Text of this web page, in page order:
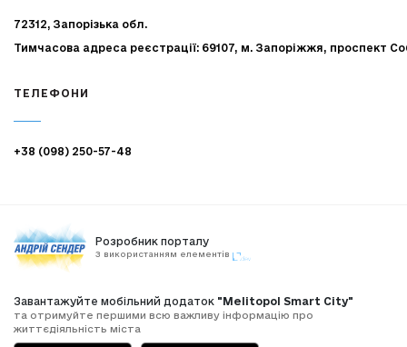
72312, Запорізька обл.
Тимчасова адреса реєстрації: 69107, м. Запоріжжя, проспект
ТЕЛЕФОНИ
+38 (098) 250-57-48
Розробник порталу
З використанням елементів
Завантажуйте мобільний додаток "Melitopol Smart City"
та отримуйте першими всю важливу інформацію про
життєдіяльність міста